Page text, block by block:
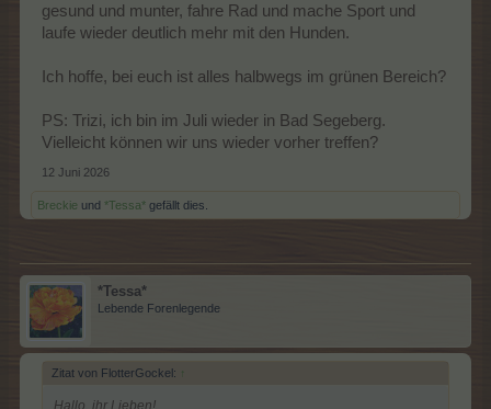
gesund und munter, fahre Rad und mache Sport und
laufe wieder deutlich mehr mit den Hunden.
Ich hoffe, bei euch ist alles halbwegs im grünen Bereich?
PS: Trizi, ich bin im Juli wieder in Bad Segeberg.
Vielleicht können wir uns wieder vorher treffen?
12 Juni 2026
Breckie und *Tessa* gefällt dies.
*Tessa*
Lebende Forenlegende
Zitat von FlotterGockel: ↑